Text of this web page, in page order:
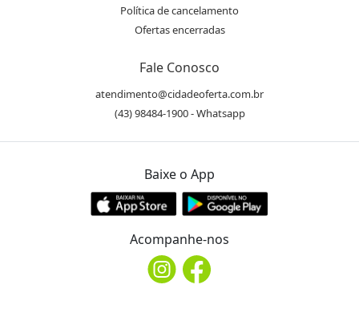
Política de cancelamento
Ofertas encerradas
Fale Conosco
atendimento@cidadeoferta.com.br
(43) 98484-1900 - Whatsapp
Baixe o App
Acompanhe-nos